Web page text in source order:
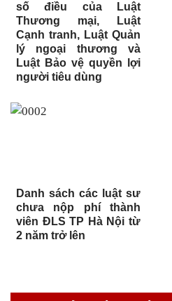
số điều của Luật
Thương mại, Luật
Cạnh tranh, Luật Quản
lý ngoại thương và
Luật Bảo vệ quyền lợi
người tiêu dùng
Danh sách các luật sư
chưa nộp phí thành
viên ĐLS TP Hà Nội từ
2 năm trở lên